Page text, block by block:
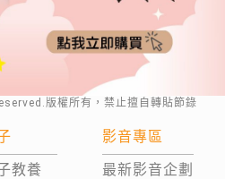
版權所有，禁止擅自轉貼節錄
教養
影音專區
最新影音企劃